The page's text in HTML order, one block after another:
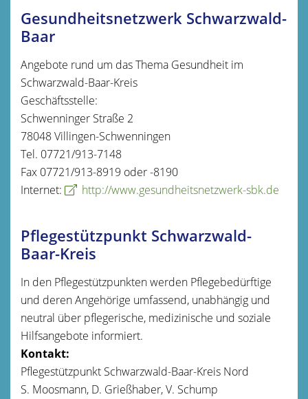
Gesundheitsnetzwerk Schwarzwald-
Baar
Angebote rund um das Thema Gesundheit im
Schwarzwald-Baar-Kreis
Geschäftsstelle:
Schwenninger Straße 2
78048 Villingen-Schwenningen
Tel. 07721/913-7148
Fax 07721/913-8919 oder -8190
Internet:
http://www.gesundheitsnetzwerk-sbk.de
Pflegestützpunkt Schwarzwald-
Baar-Kreis
In den Pflegestützpunkten werden Pflegebedürftige
und deren Angehörige umfassend, unabhängig und
neutral über pflegerische, medizinische und soziale
Hilfsangebote informiert.
Kontakt:
Pflegestützpunkt Schwarzwald-Baar-Kreis Nord
S. Moosmann, D. Grießhaber, V. Schump